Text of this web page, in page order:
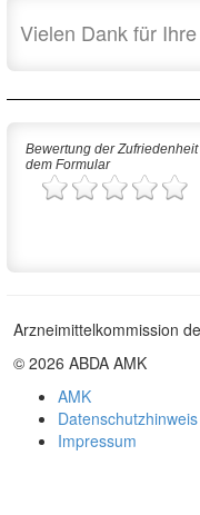
Vielen Dank für
Bewertung der Zufriedenheit
dem Formular
Arzneimittelkommission
© 2026 ABDA AMK
AMK
Datenschutzhinweis
Impressum